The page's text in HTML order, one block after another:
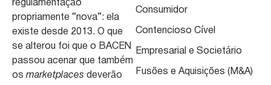
regulamentação
propriamente “nova”: ela
existe desde 2013. O que
se alterou foi que o BACEN
passou acenar que também
os marketplaces deverão
Consumidor
Contencioso Cível
Empresarial e Societário
Fusões e Aquisições (M&A)